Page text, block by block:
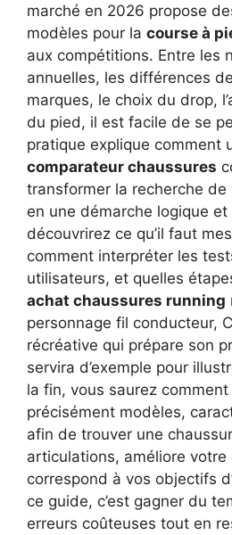
marché en 2026 propose
modèles pour la course à
aux compétitions. Entre les
annuelles, les différences
marques, le choix du drop,
du pied, il est facile de se
pratique explique comment
comparateur chaussures
transformer la recherche de
en une démarche logique
découvrirez ce qu’il faut
comment interpréter les
utilisateurs, et quelles
achat chaussures running
personnage fil conducteur,
récréative qui prépare son
servira d’exemple pour
la fin, vous saurez
précisément modèles,
afin de trouver une
articulations, améliore
correspond à vos objectifs
ce guide, c’est gagner du
erreurs coûteuses tout en